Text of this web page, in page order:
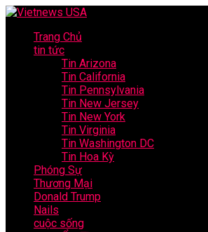
Trang Chủ
tin tức
Tin Arizona
Tin California
Tin Pennsylvania
Tin New Jersey
Tin New York
Tin Virginia
Tin Washington DC
Tin Hoa Kỳ
Phóng Sự
Thương Mại
Donald Trump
Nails
cuộc sống